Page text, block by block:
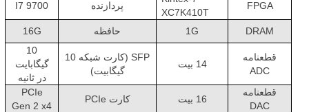
FPGA
XC7K410T
پردازنده I7 9700
DRAM
1G حافظه 16G
قطعنامه
ADC
14 بیت
SFP (کارت شبکه 10
گیگابیت)
10
گيگابايت
در ثانیه
قطعنامه
DAC
16 بیت کارت PCIe
PCIe
Gen 2 x4